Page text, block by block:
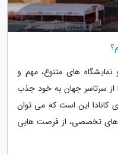
نمایشگاه های متنوع، مهم و
از سرتاسر جهان به خود جذب
کانادا این است که می توان
های تخصصی، از فرصت هایی